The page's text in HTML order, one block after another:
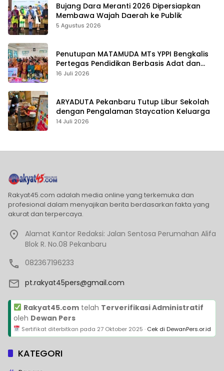
Bujang Dara Meranti 2026 Dipersiapkan
Membawa Wajah Daerah ke Publik
5 Agustus 2026
Penutupan MATAMUDA MTs YPPI Bengkalis
Pertegas Pendidikan Berbasis Adat dan
Karakter
16 Juli 2026
ARYADUTA Pekanbaru Tutup Libur Sekolah
dengan Pengalaman Staycation Keluarga
14 Juli 2026
Rakyat45.com adalah media online yang terkemuka dan
profesional dalam menyajikan berita berdasarkan fakta yang
akurat dan terpercaya.
Alamat Kantor Redaksi: Jalan Sentosa Perumahan Alifa
Blok R. No.08 Pekanbaru
082367196233
pt.rakyat45pers@gmail.com
Rakyat45.comtelah Terverifikasi Administratif
oleh Dewan Pers
Sertifikat diterbitkan pada 27 Oktober 2025 · Cek di DewanPers.or.id
KATEGORI